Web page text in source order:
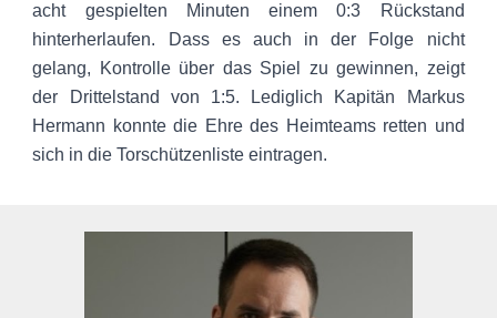
acht gespielten Minuten einem 0:3 Rückstand
hinterherlaufen. Dass es auch in der Folge nicht
gelang, Kontrolle über das Spiel zu gewinnen, zeigt
der Drittelstand von 1:5. Lediglich Kapitän Markus
Hermann konnte die Ehre des Heimteams retten und
sich in die Torschützenliste eintragen.